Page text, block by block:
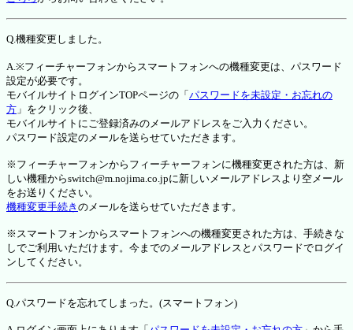
Q.機種変更しました。
A.※フィーチャーフォンからスマートフォンへの機種変更は、パスワード
設定が必要です。
モバイルサイトログインTOPページの「 パスワードを未設定・お忘れの
方 」をクリック後、
モバイルサイトにご登録済みのメールアドレスをご入力ください。
パスワード設定のメールを送らせていただきます。
※フィーチャーフォンからフィーチャーフォンに機種変更された方は、新
しい機種からswitch@m.nojima.co.jpに新しいメールアドレスより空メール
をお送りください。
機種変更手続き のメールを送らせていただきます。
※スマートフォンからスマートフォンへの機種変更された方は、手続きな
しでご利用いただけます。今までのメールアドレスとパスワードでログイ
ンしてください。
Q.パスワードを忘れてしまった。(スマートフォン)